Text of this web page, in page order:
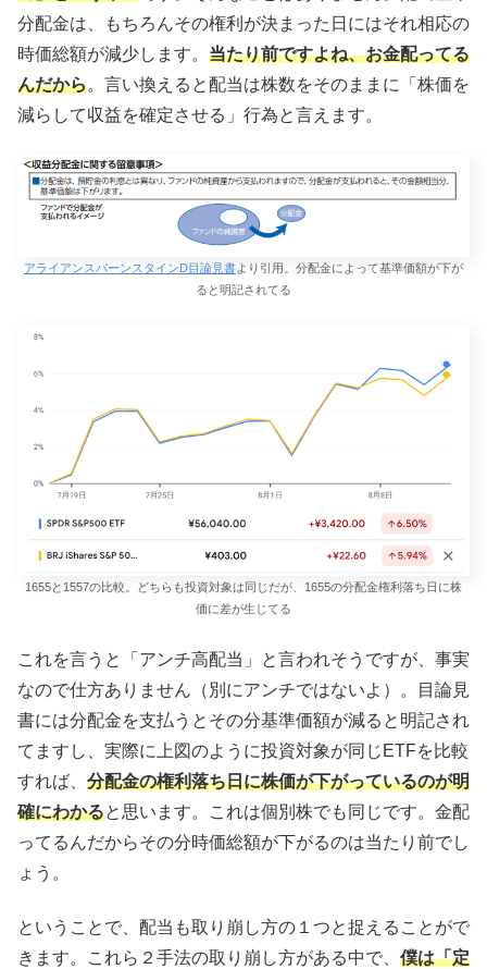
分配金は、もちろんその権利が決まった日にはそれ相応の
時価総額が減少します。 当たり前ですよね、お金配ってる
んだから。言い換えると配当は株数をそのままに「株価を
減らして収益を確定させる」行為と言えます。
アライアンスバーンスタインD目論見書より引用。分配金によって基準価額が下が
ると明記されてる
1655と1557の比較。どちらも投資対象は同じだが、1655の分配金権利落ち日に株
価に差が生じてる
これを言うと「アンチ高配当」と言われそうですが、事実
なので仕方ありません（別にアンチではないよ）。目論見
書には分配金を支払うとその分基準価額が減ると明記され
てますし、実際に上図のように投資対象が同じETFを比較
すれば、 分配金の権利落ち日に株価が下がっているのが明
確にわかると思います。これは個別株でも同じです。金配
ってるんだからその分時価総額が下がるのは当たり前でし
ょう。
ということで、配当も取り崩し方の１つと捉えることがで
きます。これら２手法の取り崩し方がある中で、 僕は「定